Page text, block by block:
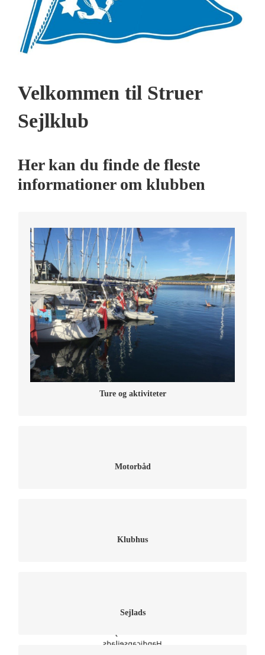
Velkommen til Struer
Sejlklub
Her kan du finde de fleste
informationer om klubben
Ture og aktiviteter
Læs mere om klubbens ture og aktiviteter her
Motorbåd
Klubhus
Sejlads
Onsdagssejlads
Sejlads for kvinder
Handicapsejlads